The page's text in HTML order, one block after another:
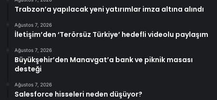
Trabzon’a yapılacak yeni yatırımlar imza altına alındı
Ağustos 7, 2026
İletişim’den ‘Terörsüz Türkiye’ hedefli videolu paylaşım
Ağustos 7, 2026
Büyükşehir’den Manavgat’a bank ve piknik masası
desteği
Ağustos 7, 2026
Salesforce hisseleri neden düşüyor?